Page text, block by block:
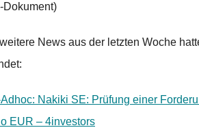
Dokument)
News aus der letzten Woche
Nakiki SE: Prüfung einer
EUR – 4investors